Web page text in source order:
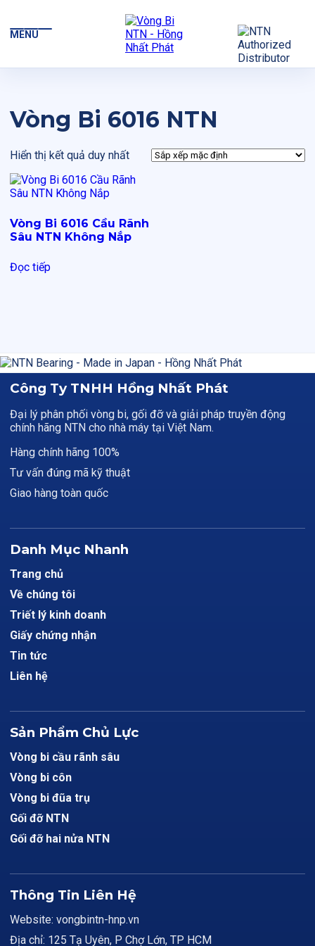
MENU
Vòng Bi 6016 NTN
Hiển thị kết quả duy nhất
Vòng Bi 6016 Cầu Rãnh
Sâu NTN Không Nắp
Đọc tiếp
Công Ty TNHH Hồng Nhất Phát
Đại lý phân phối vòng bi, gối đỡ và giải pháp truyền động
chính hãng NTN cho nhà máy tại Việt Nam.
Hàng chính hãng 100%
Tư vấn đúng mã kỹ thuật
Giao hàng toàn quốc
Danh Mục Nhanh
Trang chủ
Về chúng tôi
Triết lý kinh doanh
Giấy chứng nhận
Tin tức
Liên hệ
Sản Phẩm Chủ Lực
Vòng bi cầu rãnh sâu
Vòng bi côn
Vòng bi đũa trụ
Gối đỡ NTN
Gối đỡ hai nửa NTN
Thông Tin Liên Hệ
Website: vongbintn-hnp.vn
Địa chỉ: 125 Tạ Uyên, P Chợ Lớn, TP HCM